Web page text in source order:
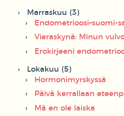
Marraskuu (3)
Endometrioosi–suomi-
Vieraskynä: Minun
Erokirjeeni
Lokakuu (5)
Hormonimyrskyssä
Päivä kerrallaan
Mä en ole laiska